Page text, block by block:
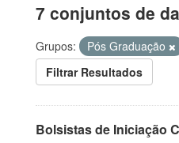
7 conjuntos de
Grupos: Pós Graduação
Filtrar Resultados
Bolsistas de Iniciação